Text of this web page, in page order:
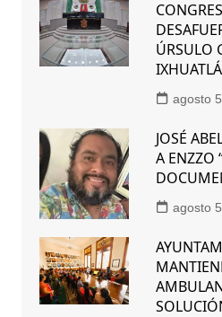
ÚRSULO
agosto
JOSÉ
A ENZZO
agosto